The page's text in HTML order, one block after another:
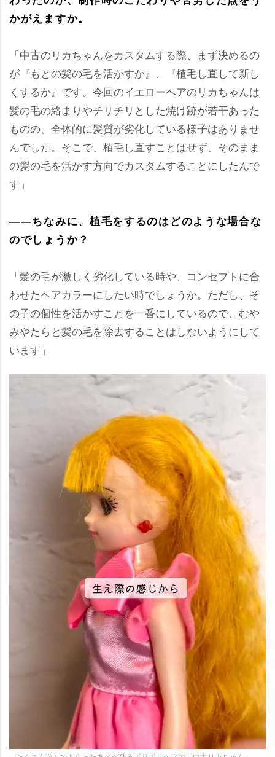
かがえますか。
「中古のリカちゃんをカスタムする際、まず決めるの
が『もとの髪の毛を活かすか』、『植毛し直して新し
くするか』です。今回のイエローヘアのリカちゃんは
髪の毛の絡まりやチリチリとした焼け跡が若干あった
ものの、全体的に髪質が劣化している様子はありませ
んでした。そこで、植毛し直すことはせず、そのまま
の髪の毛を活かす方向でカスタムすることにしたんで
す」
――ちなみに、植毛をするのはどのような場合な
のでしょうか？
「髪の毛が激しく劣化している時や、コンセプトに合
わせたヘアカラーにしたい時でしょうか。ただし、そ
の子の個性を活かすことを一番にしているので、む
みやたらと髪の毛を除去することはしないようにして
います」